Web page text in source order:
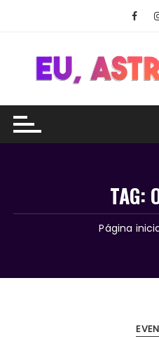
conteúdo
TAG:
Página